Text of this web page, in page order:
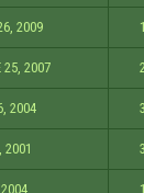
2009 1
25, 2007
2004 3
2001 3
1